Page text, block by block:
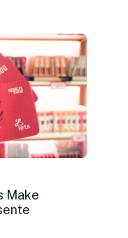
Make